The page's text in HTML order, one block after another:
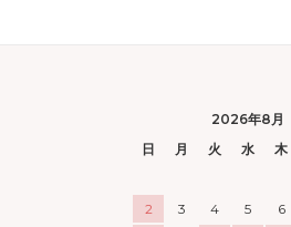
2026年8月
日
月 火 水 木
2
3 4 5 6